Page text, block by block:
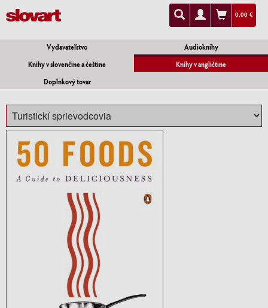
0.00 €
Vydavateľstvo
Audioknihy
Knihy v slovenčine a češtine
Knihy v angličtine
Doplnkový tovar